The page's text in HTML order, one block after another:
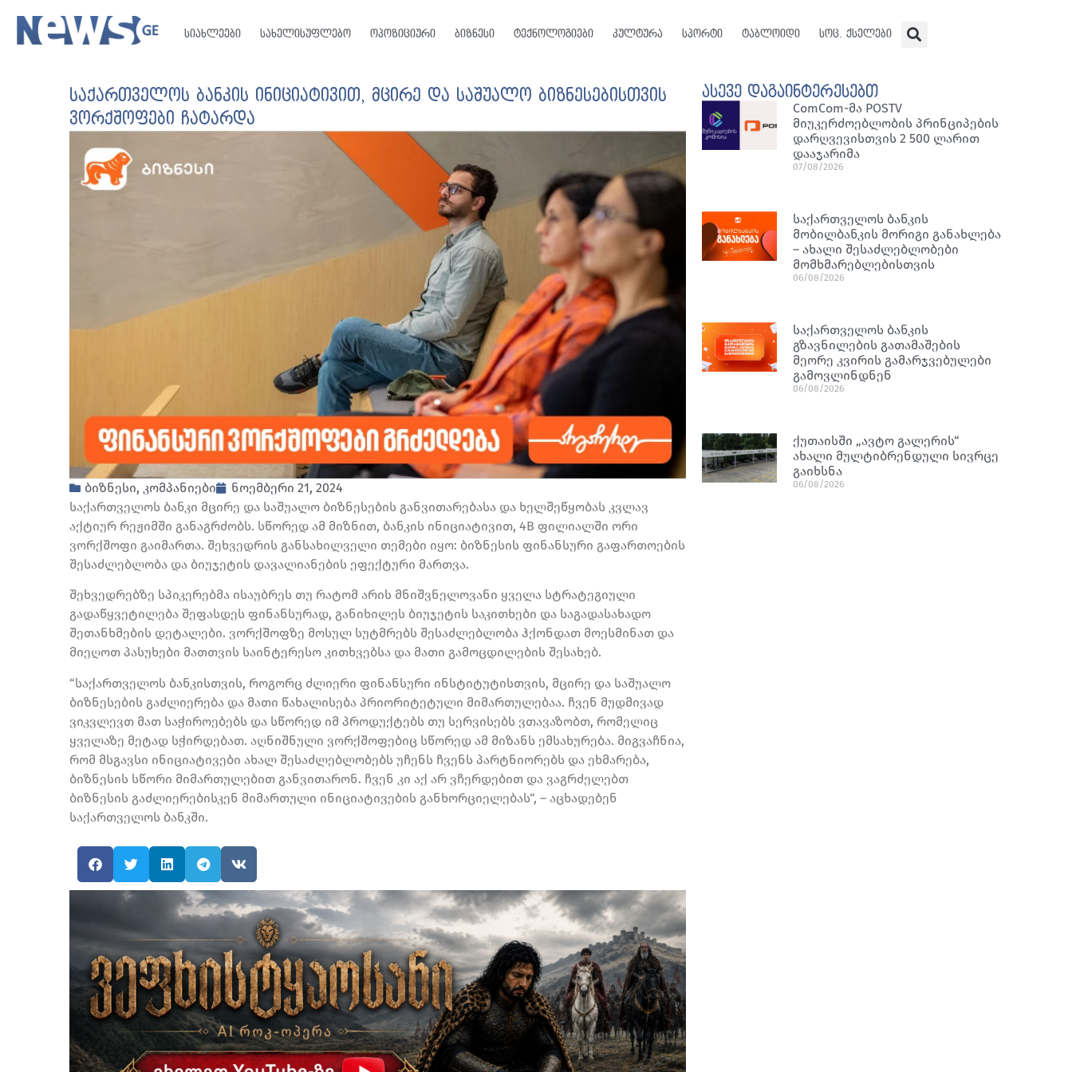
სიახლეები სახელისუფლებო ოპოზიციური ბიზნესი ტექნოლოგიები კულტურა სპორტი ტაბლოიდი სოც. ქსელები
საქართველოს ბანკის ინიციატივით, მცირე და საშუალო ბიზნესებისთვის
ვორქშოფები ჩატარდა
ბიზნესი, კომპანიები
ნოემბერი 21, 2024
საქართველოს ბანკი მცირე და საშუალო ბიზნესების განვითარებასა და ხელშეწყობას კვლავ
აქტიურ რეჟიმში განაგრძობს. სწორედ ამ მიზნით, ბანკის ინიციატივით, 4B ფილიალში ორი
ვორქშოფი გაიმართა. შეხვედრის განსახილველი თემები იყო: ბიზნესის ფინანსური გაფართოების
შესაძლებლობა და ბიუჯეტის დავალიანების ეფექტური მართვა.
შეხვედრებზე სპიკერებმა ისაუბრეს თუ რატომ არის მნიშვნელოვანი ყველა სტრატეგიული
გადაწყვეტილება შეფასდეს ფინანსურად, განიხილეს ბიუჯეტის საკითხები და საგადასახადო
შეთანხმების დეტალები. ვორქშოფზე მოსულ სუტმრებს შესაძლებლობა ჰქონდათ მოესმინათ და
მიეღოთ პასუხები მათთვის საინტერესო კითხვებსა და მათი გამოცდილების შესახებ.
“საქართველოს ბანკისთვის, როგორც ძლიერი ფინანსური ინსტიტუტისთვის, მცირე და საშუალო
ბიზნესების გაძლიერება და მათი წახალისება პრიორიტეტული მიმართულებაა. ჩვენ მუდმივად
ვიკვლევთ მათ საჭიროებებს და სწორედ იმ პროდუქტებს თუ სერვისებს ვთავაზობთ, რომელიც
ყველაზე მეტად სჭირდებათ. აღნიშნული ვორქშოფებიც სწორედ ამ მიზანს ემსახურება. მიგვაჩნია,
რომ მსგავსი ინიციატივები ახალ შესაძლებლობებს უჩენს ჩვენს პარტნიორებს და ეხმარება,
ბიზნესის სწორი მიმართულებით განვითარონ. ჩვენ კი აქ არ ვჩერდებით და ვაგრძელებთ
ბიზნესის გაძლიერებისკენ მიმართული ინიციატივების განხორციელებას“, – აცხადებენ
საქართველოს ბანკში.
ასევე დაგაინტერესებთ
ComCom-მა POSTV
მიუკერძოებლობის პრინციპების
დარღვევისთვის 2 500 ლარით
დააჯარიმა
07/08/2026
საქართველოს ბანკის
მობილბანკის მორიგი განახლება
– ახალი შესაძლებლობები
მომხმარებლებისთვის
06/08/2026
საქართველოს ბანკის
გზავნილების გათამაშების
მეორე კვირის გამარჯვებულები
გამოვლინდნენ
06/08/2026
ქუთაისში „ავტო გალერის“
ახალი მულტიბრენდული სივრცე
გაიხსნა
06/08/2026